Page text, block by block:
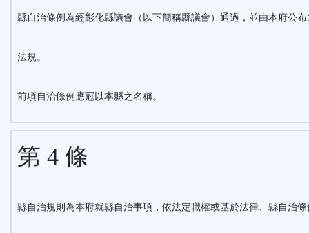
縣自治條例為經彰化縣議會（以下簡稱縣議會）通過，並由本府公布
法規。
前項自治條例應冠以本縣之名稱。
第 4 條
縣自治規則為本府就縣自治事項，依法定職權或基於法律、縣自治條